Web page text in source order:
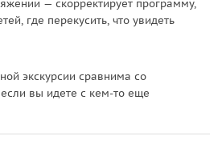
— скорректирует программу,
где перекусить, что увидеть
экскурсии сравнима со
вы идете с кем-то еще